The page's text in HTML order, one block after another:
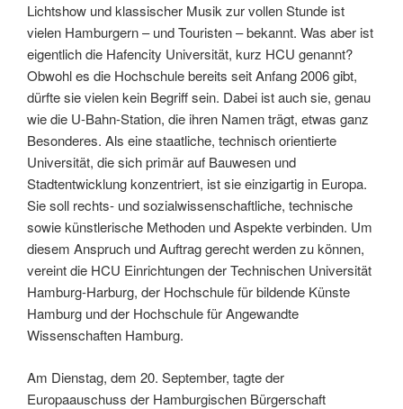
Lichtshow und klassischer Musik zur vollen Stunde ist
vielen Hamburgern – und Touristen – bekannt. Was aber ist
eigentlich die Hafencity Universität, kurz HCU genannt?
Obwohl es die Hochschule bereits seit Anfang 2006 gibt,
dürfte sie vielen kein Begriff sein. Dabei ist auch sie, genau
wie die U-Bahn-Station, die ihren Namen trägt, etwas ganz
Besonderes. Als eine staatliche, technisch orientierte
Universität, die sich primär auf Bauwesen und
Stadtentwicklung konzentriert, ist sie einzigartig in Europa.
Sie soll rechts- und sozialwissenschaftliche, technische
sowie künstlerische Methoden und Aspekte verbinden. Um
diesem Anspruch und Auftrag gerecht werden zu können,
vereint die HCU Einrichtungen der Technischen Universität
Hamburg-Harburg, der Hochschule für bildende Künste
Hamburg und der Hochschule für Angewandte
Wissenschaften Hamburg.
Am Dienstag, dem 20. September, tagte der
Europaauschuss der Hamburgischen Bürgerschaft